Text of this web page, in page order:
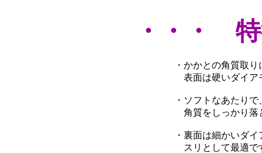
・・・
・かかとの角質取
表面は硬いダイア
・ソフトなあたり
角質をしっかり落
・裏面は細かいダ
スリとして最適で